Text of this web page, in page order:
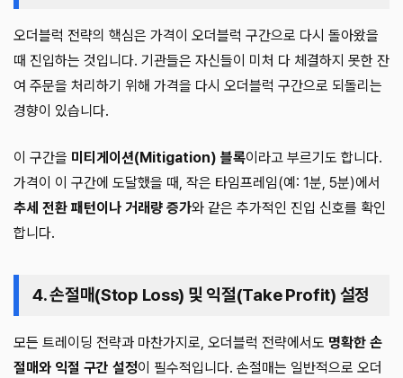
오더블럭 전략의 핵심은 가격이 오더블럭 구간으로 다시 돌아왔을
때 진입하는 것입니다. 기관들은 자신들이 미처 다 체결하지 못한 잔
여 주문을 처리하기 위해 가격을 다시 오더블럭 구간으로 되돌리는
경향이 있습니다.
이 구간을 미티게이션(Mitigation) 블록이라고 부르기도 합니다.
가격이 이 구간에 도달했을 때, 작은 타임프레임(예: 1분, 5분)에서
추세 전환 패턴이나 거래량 증가와 같은 추가적인 진입 신호를 확인
합니다.
4. 손절매(Stop Loss) 및 익절(Take Profit) 설정
모든 트레이딩 전략과 마찬가지로, 오더블럭 전략에서도 명확한 손
절매와 익절 구간 설정이 필수적입니다. 손절매는 일반적으로 오더